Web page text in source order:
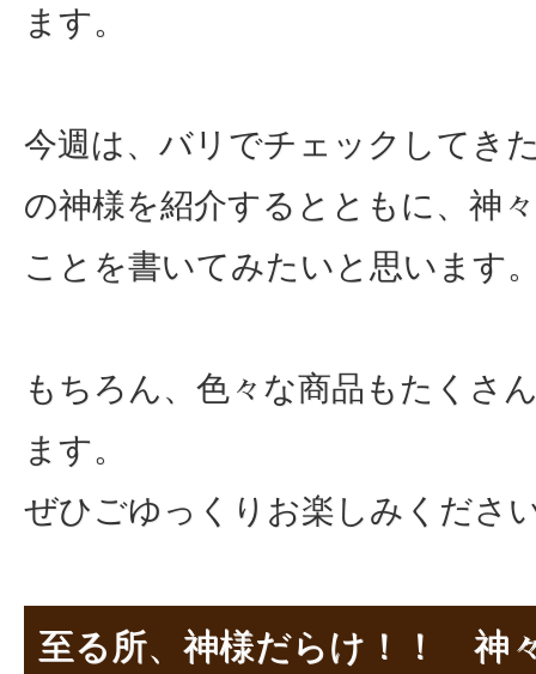
ます。
今週は、バリでチェックしてき
の神様を紹介するとともに、神
ことを書いてみたいと思います
もちろん、色々な商品もたくさ
ます。
ぜひごゆっくりお楽しみくださ
至る所、神様だらけ！！ 神